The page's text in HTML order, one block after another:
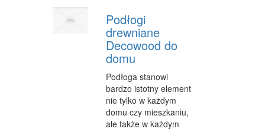
HOTELE I NOCLEGI
PODRÓŻE
WYPOCZYNEK
ODNOWA BIOLOGICZNA
DIETETYKA, ODCHUDZANIE
Podłogi
drewniane
Decowood do
domu
Podłoga stanowi
bardzo istotny element
nie tylko w każdym
domu czy mieszkaniu,
ale także w każdym